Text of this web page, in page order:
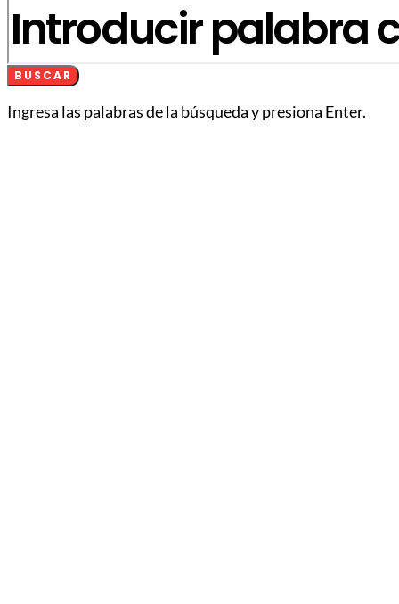
BUSCAR
Ingresa las palabras de la búsqueda y presiona Enter.